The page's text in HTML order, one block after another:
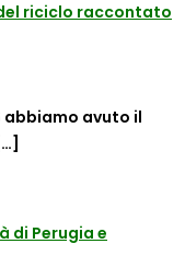
riciclo raccontato
abbiamo avuto il
di Perugia e